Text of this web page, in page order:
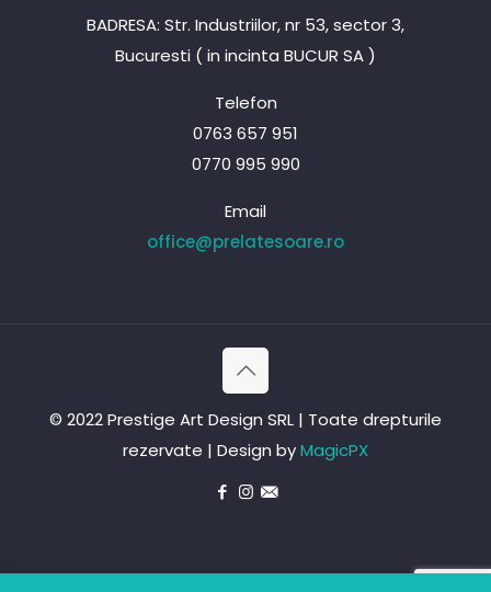
BADRESA: Str. Industriilor, nr 53, sector 3,
Bucuresti ( in incinta BUCUR SA )
Telefon
0763 657 951
0770 995 990
Email
office@prelatesoare.ro
© 2022 Prestige Art Design SRL | Toate drepturile
rezervate | Design byMagicPX